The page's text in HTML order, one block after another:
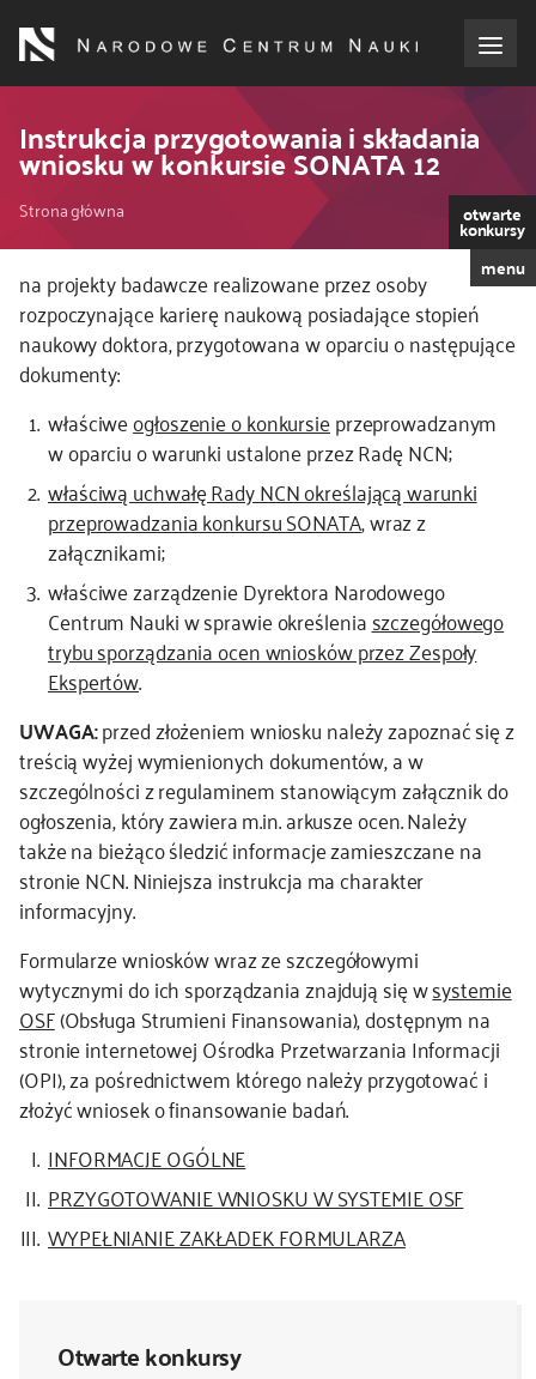
treści
dla wnioskodawców
dla realizujących projekty
dla ekspertów
efekty NCN
współpraca międzynarodowa
nagroda NCN
kontakt
Instrukcja przygotowania i składania
wniosku w konkursie SONATA 12
Ścieżka
nawigacyjna
Strona główna otwarte
konkursy
menu
Otwarte konkursy
na projekty badawcze realizowane przez osoby
rozpoczynające karierę naukową posiadające stopień
naukowy doktora, przygotowana w oparciu o następujące
dokumenty:
właściweogłoszenie o konkursieprzeprowadzanym
w oparciu o warunki ustalone przez Radę NCN;
właściwą uchwałę Rady NCN określającą warunki
przeprowadzania konkursu SONATA, wraz z
załącznikami;
właściwe zarządzenie Dyrektora Narodowego
Centrum Nauki w sprawie określeniaszczegółowego
trybu sporządzania ocen wniosków przez Zespoły
Ekspertów.
UWAGA:przed złożeniem wniosku należy zapoznać się z
treścią wyżej wymienionych dokumentów, a w
szczególności z regulaminem stanowiącym załącznik do
ogłoszenia, który zawiera m.in. arkusze ocen. Należy
także na bieżąco śledzić informacje zamieszczane na
stronie NCN. Niniejsza instrukcja ma charakter
informacyjny.
Formularze wniosków wraz ze szczegółowymi
wytycznymi do ich sporządzania znajdują się wsystemie
OSF(Obsługa Strumieni Finansowania), dostępnym na
stronie internetowej Ośrodka Przetwarzania Informacji
(OPI), za pośrednictwem którego należy przygotować i
złożyć wniosek o finansowanie badań.
INFORMACJE OGÓLNE
PRZYGOTOWANIE WNIOSKU W SYSTEMIE OSF
WYPEŁNIANIE ZAKŁADEK FORMULARZA